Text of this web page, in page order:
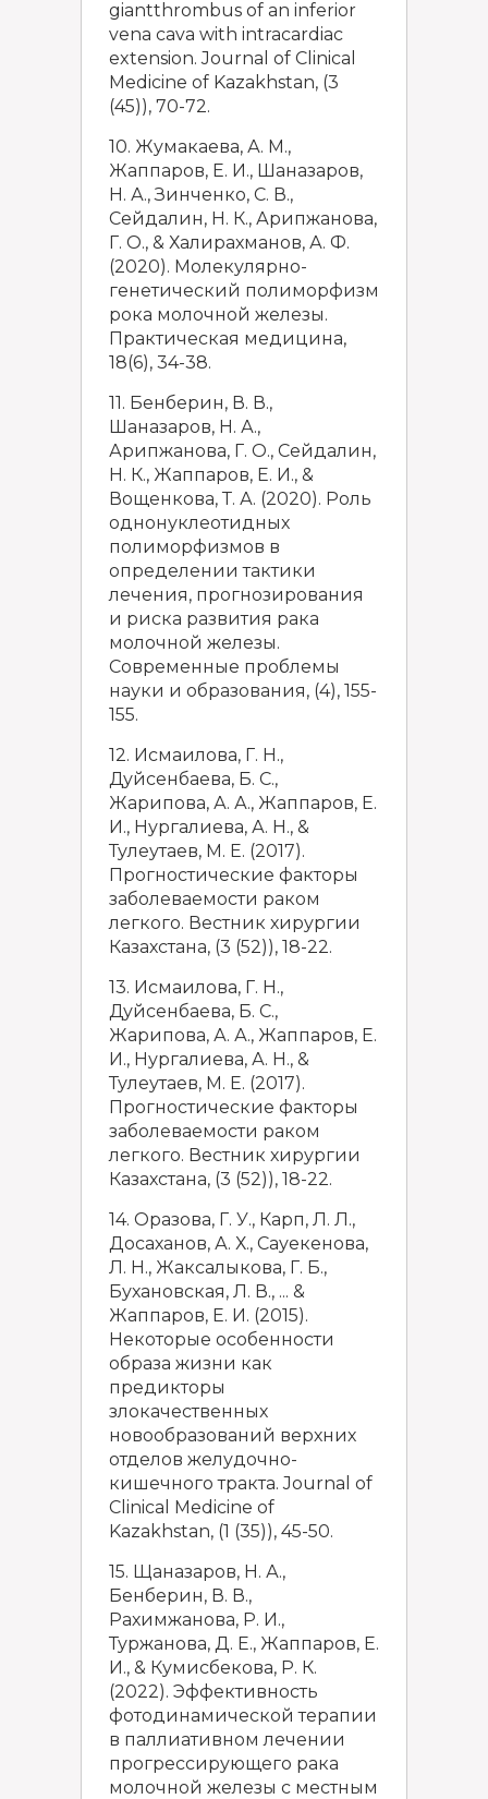
giantthrombus of an inferior
vena cava with intracardiac
extension. Journal of Clinical
Medicine of Kazakhstan, (3
(45)), 70-72.
10. Жумакаева, А. М.,
Жаппаров, Е. И., Шаназаров,
Н. А., Зинченко, С. В.,
Сейдалин, Н. К., Арипжанова,
Г. О., & Халирахманов, А. Ф.
(2020). Молекулярно-
генетический полиморфизм
рока молочной железы.
Практическая медицина,
18(6), 34-38.
11. Бенберин, В. В.,
Шаназаров, Н. А.,
Арипжанова, Г. О., Сейдалин,
Н. К., Жаппаров, Е. И., &
Вощенкова, Т. А. (2020). Роль
однонуклеотидных
полиморфизмов в
определении тактики
лечения, прогнозирования
и риска развития рака
молочной железы.
Современные проблемы
науки и образования, (4), 155-
155.
12. Исмаилова, Г. Н.,
Дуйсенбаева, Б. С.,
Жарипова, А. А., Жаппаров, Е.
И., Нургалиева, А. Н., &
Тулеутаев, М. Е. (2017).
Прогностические факторы
заболеваемости раком
легкого. Вестник хирургии
Казахстана, (3 (52)), 18-22.
13. Исмаилова, Г. Н.,
Дуйсенбаева, Б. С.,
Жарипова, А. А., Жаппаров, Е.
И., Нургалиева, А. Н., &
Тулеутаев, М. Е. (2017).
Прогностические факторы
заболеваемости раком
легкого. Вестник хирургии
Казахстана, (3 (52)), 18-22.
14. Оразова, Г. У., Карп, Л. Л.,
Досаханов, А. Х., Сауекенова,
Л. Н., Жаксалыкова, Г. Б.,
Бухановская, Л. В., ... &
Жаппаров, Е. И. (2015).
Некоторые особенности
образа жизни как
предикторы
злокачественных
новообразований верхних
отделов желудочно-
кишечного тракта. Journal of
Clinical Medicine of
Kazakhstan, (1 (35)), 45-50.
15. Щаназаров, Н. А.,
Бенберин, В. В.,
Рахимжанова, Р. И.,
Туржанова, Д. Е., Жаппаров, Е.
И., & Кумисбекова, Р. К.
(2022). Эффективность
фотодинамической терапии
в паллиативном лечении
прогрессирующего рака
молочной железы с местным